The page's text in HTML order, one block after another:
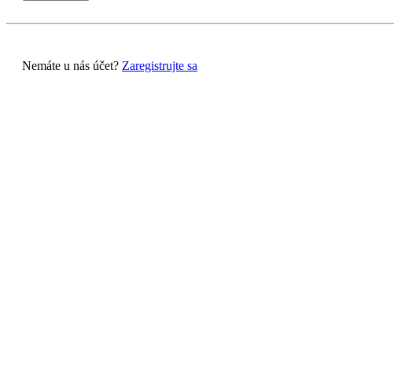
Nemáte u nás účet? Zaregistrujte sa